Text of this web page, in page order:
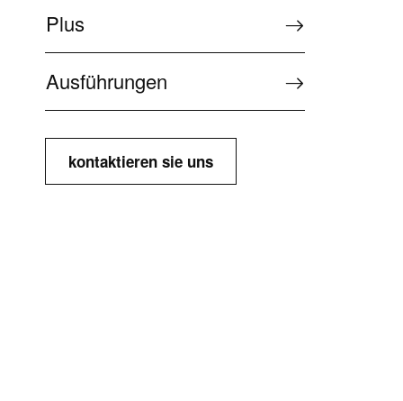
Plus
Ausführungen
kontaktieren sie uns